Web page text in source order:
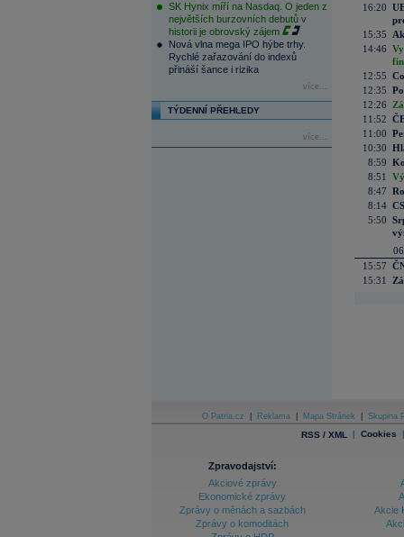
SK Hynix míří na Nasdaq. O jeden z
největších burzovních debutů v
historii je obrovský zájem
Nová vlna mega IPO hýbe trhy.
Rychlé zařazování do indexů
přináší šance i rizika
více...
TÝDENNÍ PŘEHLEDY
více...
16:20
15:35
14:46
12:55
12:35
12:26
11:52
11:00
10:30
8:59
8:51
8:47
8:14
5:50
15:57
15:31
O Patria.cz Reklama Mapa Stránek Skupina
RSS / XML | Cookies |
Zpravodajství:
Akciové zprávy
Ekonomické zprávy
Zprávy o měnách a sazbách
Zprávy o komoditách
Akcie